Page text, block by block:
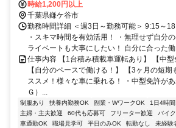
仏駅より車7分
時給1,200円以上
千葉県鎌ケ谷市
勤務時間詳細 ＜週3日～勤務可能＞ 9:15～
・スキマ時間を有効活用！ ・無理せず自分
ライベートも大事にしたい！ 自分に合った
仕事内容 【1台積み積載車運転あり】 【中型
【自分のペースで働ける！】 【3ヶ月の短
ススメ！様々な車に乗れる！ ・中型免許が
Ｇ）...
制服あり 扶養内勤務OK 副業・WワークOK 1日4時
主婦・主夫歓迎
60代も応募可 フリーター歓迎 バイ
車通勤OK
職場見学可 平日のみOK 転勤なし 未経験